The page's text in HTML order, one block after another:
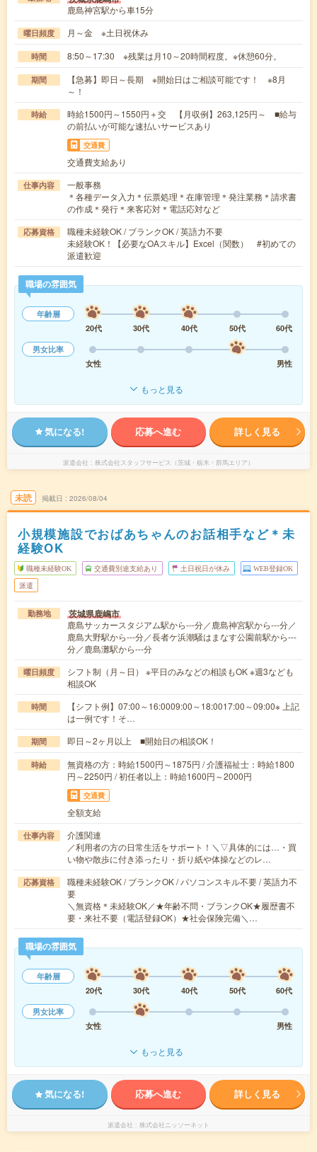
鹿島神宮駅から車15分
曜日頻度 月～金 ※土日祝休み
時間 8:50～17:30 ※残業は月10～20時間程度。※休憩60分。
期間
【急募】即日～長期 ※開始日はご相談可能です！ ※8月
～！
時給
時給1500円～1550円＋交 【月収例】263,125円～ ■給与
の前払いが可能な速払いサービスあり
交通費
交通費支給あり
仕事内容
一般事務
＊各種データ入力＊伝票処理＊在庫管理＊発注業務＊請求書
の作成＊発行＊来客応対＊電話応対など
応募資格
職種未経験OK / ブランクOK / 英語力不要
未経験OK！【必要なOAスキル】Excel（関数） #初めての
派遣歓迎
職場の雰囲気
年齢層
20代
30代 40代 50代
60代
男女比率
女性
男性
もっと見る
気になる! 応募へ進む 詳しく見る
派遣会社 株式会社スタッフサービス（茨城・栃木・群馬エリア）
未読 掲載日 2026/08/04
小規模施設でおばあちゃんのお話相手など＊未
経験OK
職種未経験OK 交通費別途支給あり 土日祝日が休み WEB登録OK
派遣
勤務地 茨城県鹿嶋市
鹿島サッカースタジアム駅から---分／鹿島神宮駅から---分／
鹿島大野駅から---分／長者ケ浜潮騒はまなす公園前駅から---
分／鹿島灘駅から---分
曜日頻度
シフト制（月～日） ※平日のみなどの相談もOK ※週3なども
相談OK
時間
【シフト例】07:00～16:0009:00～18:0017:00～09:00※ 上記
は一例です！そ…
期間 即日～2ヶ月以上 ■開始日の相談OK！
時給
無資格の方：時給1500円～1875円 / 介護福祉士：時給1800
円～2250円 / 初任者以上：時給1600円～2000円
交通費
全額支給
仕事内容
介護関連
／利用者の方の日常生活をサポート！＼▽具体的には…・買
い物や散歩に付き添ったり・折り紙や体操などのレ…
応募資格
職種未経験OK / ブランクOK / パソコンスキル不要 / 英語力不
要
＼無資格＊未経験OK／★年齢不問・ブランクOK★履歴書不
要・来社不要（電話登録OK）★社会保険完備＼…
職場の雰囲気
年齢層
20代
30代 40代 50代
60代
男女比率
女性
男性
もっと見る
気になる! 応募へ進む 詳しく見る
派遣会社 株式会社ニッソーネット